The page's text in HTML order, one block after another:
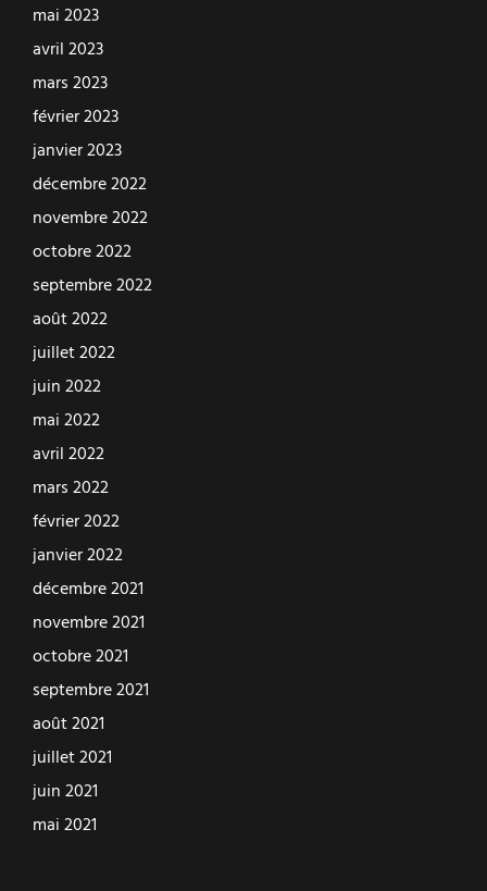
mai 2023
avril 2023
mars 2023
février 2023
janvier 2023
décembre 2022
novembre 2022
octobre 2022
septembre 2022
août 2022
juillet 2022
juin 2022
mai 2022
avril 2022
mars 2022
février 2022
janvier 2022
décembre 2021
novembre 2021
octobre 2021
septembre 2021
août 2021
juillet 2021
juin 2021
mai 2021